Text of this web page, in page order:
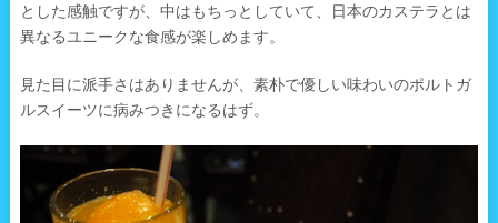
とした感触ですが、中はもちっとしていて、日本のカステラとは
異なるユニークな食感が楽しめます。
見た目に派手さはありませんが、素朴で優しい味わいのポルトガ
ルスイーツに病みつきになるはず。